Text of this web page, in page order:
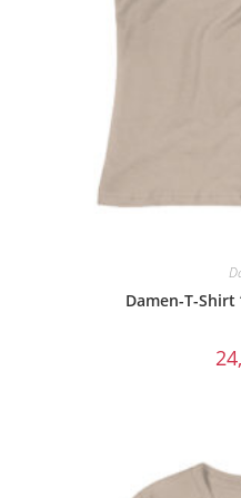
Damen-T-Shirt